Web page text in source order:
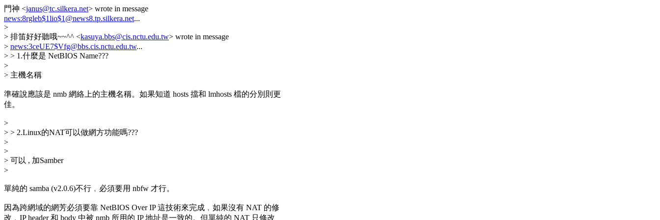
門神 <janus@tc.silkera.net> wrote in message
news:8rgleb$1lio$1@news8.tp.silkera.net...
>
> 排笛好好聽哦~~^^ <kasuya.bbs@cis.nctu.edu.tw> wrote in message
> news:3ceUE7$Vfg@bbs.cis.nctu.edu.tw...
> > 1.什麼是 NetBIOS Name???
>
> 主機名稱
準確說應該是 nmb 網絡上的主機名稱。如果知道 hosts 擋和 lmhosts 檔的分別則更
佳。
>
> > 2.Linux的NAT可以做網方功能嗎???
>
>
> 可以 , 加Samber
>
單純的 samba (v2.0.6)不行﹐必須要用 nbfw 才行。
因為跨網域的網芳必須要靠 NetBIOS Over IP 這技術來完成﹐如果沒有 NAT 的修
改﹐IP header 和 body 中被 nmb 所用的 IP 地址是一致的。但單純的 NAT 只修改